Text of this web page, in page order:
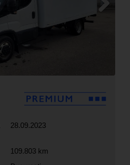
28.09.2023
109.803 km